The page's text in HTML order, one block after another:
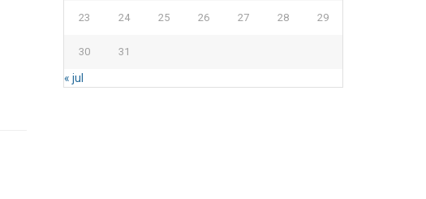
23 24 25 26 27 28 29
30 31
« jul